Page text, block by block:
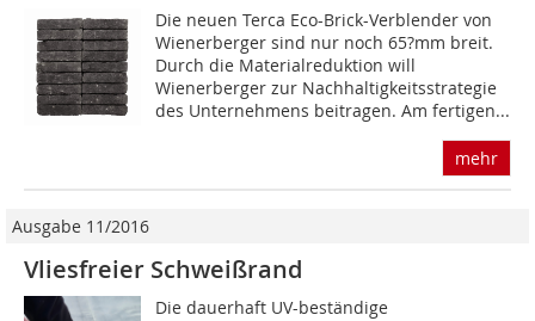
Die neuen Terca Eco-Brick-Verblender von
Wienerberger sind nur noch 65?mm breit.
Durch die Materialreduktion will
Wienerberger zur Nachhaltigkeitsstrategie
des Unternehmens beitragen. Am fertigen...
mehr
Ausgabe 11/2016
Vliesfreier Schweißrand
Die dauerhaft UV-beständige